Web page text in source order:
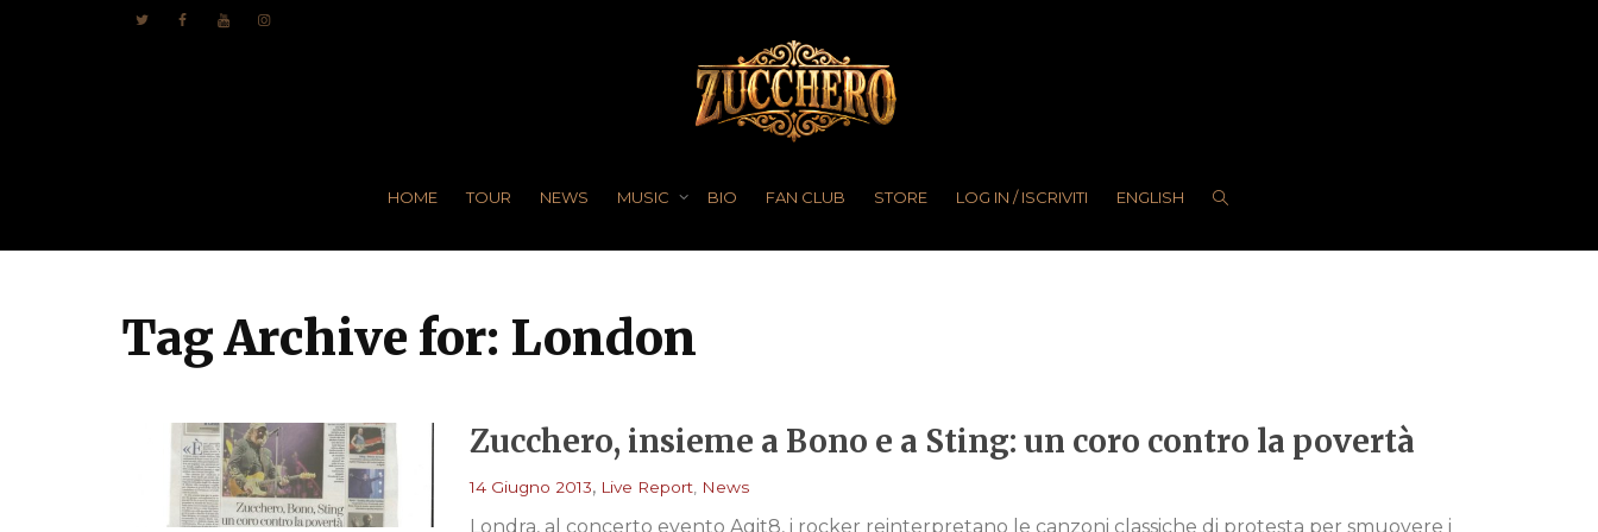
HOME TOUR NEWS MUSIC BIO FAN CLUB STORE LOG IN / ISCRIVITI ENGLISH
Tag Archive for: London
Zucchero, insieme a Bono e a Sting: un coro contro la povertà
14 Giugno 2013, Live Report, News
Londra, al concerto evento Agit8, i rocker reinterpretano le canzoni classiche di protesta per smuovere i